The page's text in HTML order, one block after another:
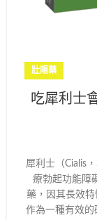
壯陽藥
吃犀利士
犀利士（Cialis
療勃起功能障
藥，因其長效
作為一種有效的